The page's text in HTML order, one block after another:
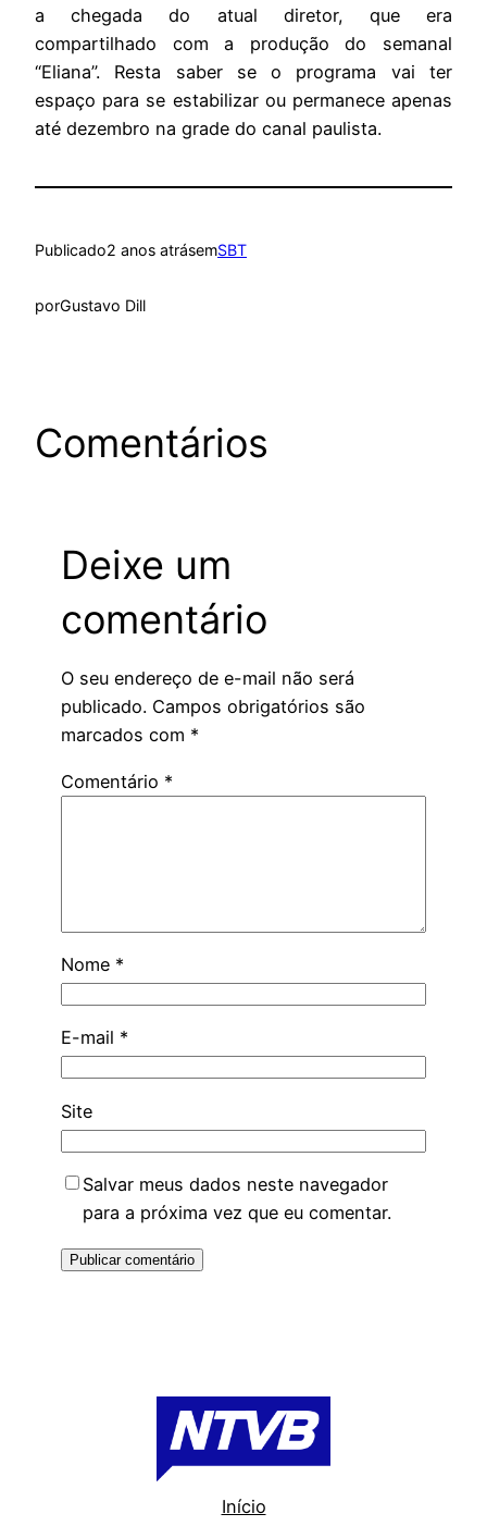
a chegada do atual diretor, que era
compartilhado com a produção do semanal
“Eliana”. Resta saber se o programa vai ter
espaço para se estabilizar ou permanece apenas
até dezembro na grade do canal paulista.
Publicado2 anos atrásemSBT
porGustavo Dill
Comentários
Deixe um
comentário
O seu endereço de e-mail não será
publicado. Campos obrigatórios são
marcados com *
Comentário *
Nome *
E-mail *
Site
Salvar meus dados neste navegador
para a próxima vez que eu comentar.
Início